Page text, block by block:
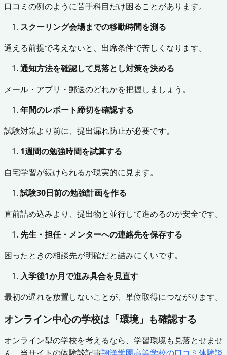
口コミの例のように苦手科目だけ困ることがあります。
スクーリング会場までの移動時間を測る
通える前提で考えないと、出席条件で苦しくなります。
通知方法を確認して見落とし対策を決める
メール・アプリ・郵送のどれかを把握しましょう。
年間のレポート締切を確認する
試験対策より前に、提出漏れ防止が必要です。
1週間の勉強時間を試算する
自宅学習が続けられるか現実的に見ます。
試験30日前の勉強計画を作る
直前詰め込みより、提出物と並行して進めるのが安全です。
先生・担任・メンターへの連絡先を保存する
困ったときの相談先が明確だと詰みにくいです。
入学後1か月で進み具合を見直す
最初の遅れを放置しないことが、単位取得につながります。
オンライン中心の学校は「環境」も確認する
オンライン型の学校を考えるなら、学習環境も見落とせませ